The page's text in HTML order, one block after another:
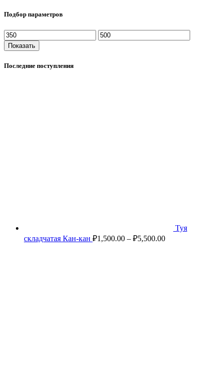
Подбор параметров
Показать
Последние поступления
Туя
складчатая Кан-кан ₽1,500.00 – ₽5,500.00